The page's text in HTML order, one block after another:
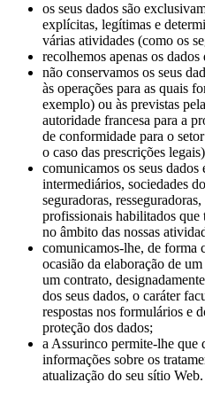
os seus dados são
explícitas, legítimas e
várias atividades (como os
recolhemos apenas os dados
não conservamos os seus
às operações para as quais
exemplo) ou às previstas
autoridade francesa para a
de conformidade para o
o caso das prescrições
comunicamos os seus dados
intermediários, sociedades
seguradoras,
profissionais habilitados que
no âmbito das nossas
comunicamos-lhe, de forma
ocasião da elaboração de
um contrato,
dos seus dados, o caráter
respostas nos formulários e
proteção dos dados;
a Assurinco permite-lhe que
informações sobre os
atualização do seu sítio Web.